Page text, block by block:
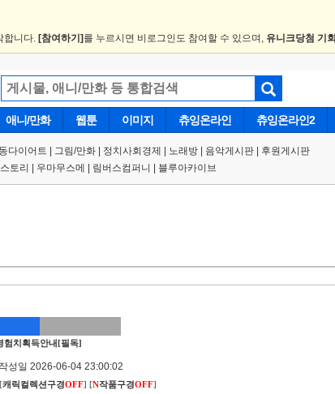
합니다. [참여하기] 를 누르시면 비로그인도 참여할 수 있으며, 유니크당첨 기회
애니/만화 웹툰 이미지 츄잉온라인 츄잉온라인2
다이어트 | 그림/만화 정치사회경제 노래방 음악게시판 후원게시판
토리 우마무스메 림버스컴퍼니 블루아카이브
험치획득안내[필독]
작성일 2026-06-04 23:00:02
[캐릭컬렉션구경OFF] [N작품구경OFF]